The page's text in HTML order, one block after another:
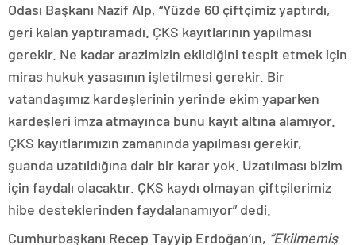
Odası Başkanı Nazif Alp, “Yüzde 60 çiftçimiz yaptırdı,
geri kalan yaptıramadı. ÇKS kayıtlarının yapılması
gerekir. Ne kadar arazimizin ekildiğini tespit etmek için
miras hukuk yasasının işletilmesi gerekir. Bir
vatandaşımız kardeşlerinin yerinde ekim yaparken
kardeşleri imza atmayınca bunu kayıt altına alamıyor.
ÇKS kayıtlarımızın zamanında yapılması gerekir,
şuanda uzatıldığına dair bir karar yok. Uzatılması bizim
için faydalı olacaktır. ÇKS kaydı olmayan çiftçilerimiz
hibe desteklerinden faydalanamıyor” dedi.
Cumhurbaşkanı Recep Tayyip Erdoğan’ın, “Ekilmemiş